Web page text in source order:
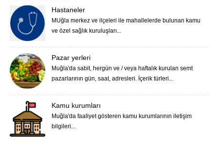
Hastaneler
MUğla merkez ve ilçeleri ile mahallelerde bulunan kamu
ve özel sağlık kuruluşları...
Pazar yerleri
Muğla'da sabit, hergün ve / veya haftalık kurulan semt
pazarlarının gün, saat, adresleri. İçerik türleri...
Kamu kurumları
Muğla'da faaliyet gösteren kamu kurumlarının iletişim
bilgileri...